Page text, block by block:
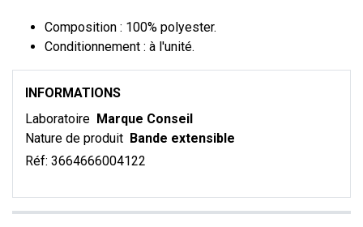
Composition : 100% polyester.
Conditionnement : à l'unité.
INFORMATIONS
Laboratoire Marque Conseil
Nature de produit Bande extensible
Réf: 3664666004122